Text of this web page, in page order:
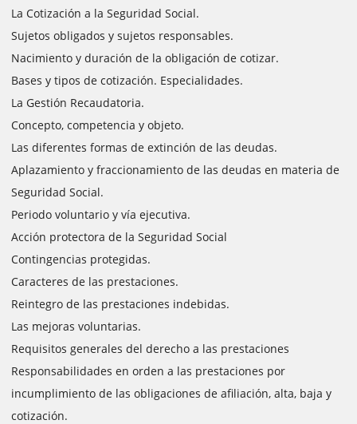
La Cotización a la Seguridad Social.
Sujetos obligados y sujetos responsables.
Nacimiento y duración de la obligación de cotizar.
Bases y tipos de cotización. Especialidades.
La Gestión Recaudatoria.
Concepto, competencia y objeto.
Las diferentes formas de extinción de las deudas.
Aplazamiento y fraccionamiento de las deudas en materia de
Seguridad Social.
Periodo voluntario y vía ejecutiva.
Acción protectora de la Seguridad Social
Contingencias protegidas.
Caracteres de las prestaciones.
Reintegro de las prestaciones indebidas.
Las mejoras voluntarias.
Requisitos generales del derecho a las prestaciones
Responsabilidades en orden a las prestaciones por
incumplimiento de las obligaciones de afiliación, alta, baja y
cotización.